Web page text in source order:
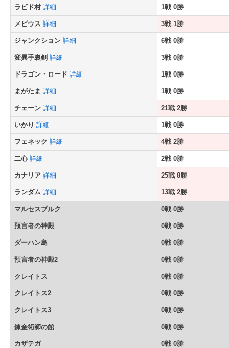
ラビド村 詳細 1戦 0勝
メビウス 詳細 3戦 1勝
ジャンクション 詳細 6戦 0勝
変異手裏剣 詳細 3戦 0勝
ドラゴン・ロード 詳細 1戦 0勝
まがたま 詳細 1戦 0勝
チェーン 詳細 21戦 2勝
いかり 詳細 1戦 0勝
フェネック 詳細 4戦 2勝
二心 詳細 2戦 0勝
カナリア 詳細 25戦 8勝
ランダム 詳細 13戦 2勝
マルセスブルク 0戦 0勝
預言者の神殿 0戦 0勝
ダーハン島 0戦 0勝
預言者の神殿2 0戦 0勝
クレイトス 0戦 0勝
クレイトス2 0戦 0勝
クレイトス3 0戦 0勝
錬金術師の館 0戦 0勝
カザテガ 0戦 0勝